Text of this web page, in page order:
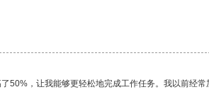
50%，让我能够更轻松地完成工作任务。我以前经